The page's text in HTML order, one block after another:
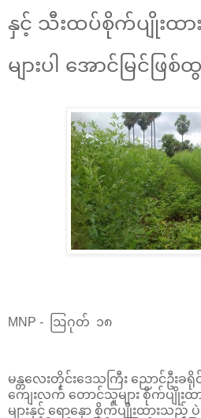
နှင့် သီးထပ်စိုက်ပျိုးထာ
များပါ အောင်မြင်ဖြစ်
MNP - ဩဂုတ် ၁၈
မန္တလေးတိုင်းဒေသကြီး ညောင်ဦးခ
ကျေးလက် တောင်သူများ စိုက်ပျိုးထ
များနှင့် ရောနှော စိုက်ပျိုးထားသည့် ပဲ